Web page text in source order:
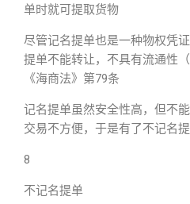
单时就可提取货物
尽管记名提单也是一种物权凭
提单不能转让，不具有流通性
《海商法》第79条
记名提单虽然安全性高，但不
交易不方便，于是有了不记名
8
不记名提单